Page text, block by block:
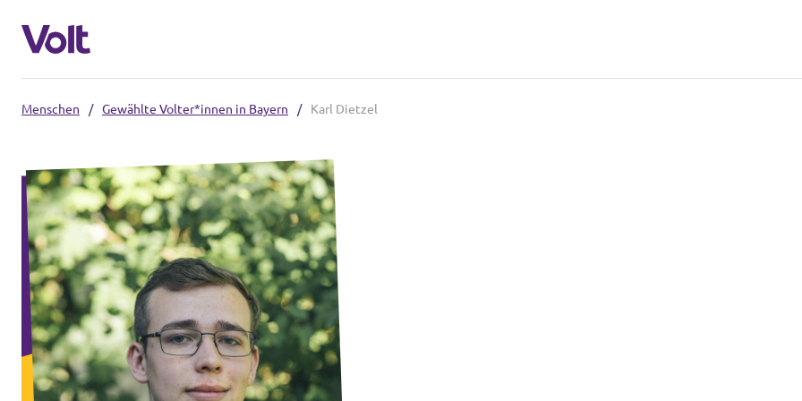
Lokale Teams
Volt in Deutschland
Website
Volt in deinem Bundesland
Volt Deutschland Merchandise Shop
Programm
Über Volt
Menschen
Neuigkeiten
Menschen / Gewählte Volter*innen in Bayern / Karl Dietzel